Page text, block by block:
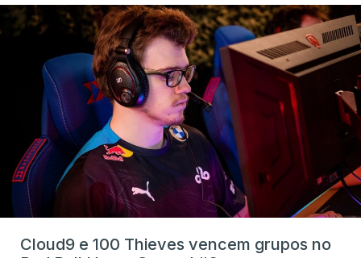
Cloud9 e 100 Thieves vencem grupos no